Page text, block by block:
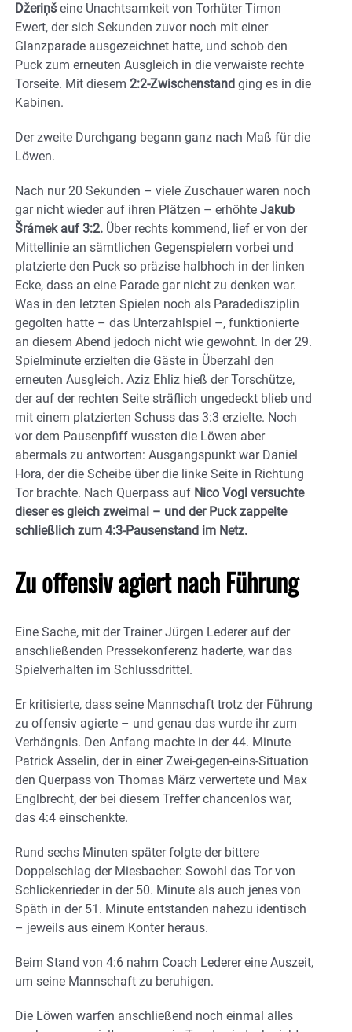
Džeriņš eine Unachtsamkeit von Torhüter Timon
Ewert, der sich Sekunden zuvor noch mit einer
Glanzparade ausgezeichnet hatte, und schob den
Puck zum erneuten Ausgleich in die verwaiste rechte
Torseite. Mit diesem 2:2-Zwischenstand ging es in die
Kabinen.
Der zweite Durchgang begann ganz nach Maß für die
Löwen.
Nach nur 20 Sekunden – viele Zuschauer waren noch
gar nicht wieder auf ihren Plätzen – erhöhte Jakub
Šrámek auf 3:2. Über rechts kommend, lief er von der
Mittellinie an sämtlichen Gegenspielern vorbei und
platzierte den Puck so präzise halbhoch in der linken
Ecke, dass an eine Parade gar nicht zu denken war.
Was in den letzten Spielen noch als Paradedisziplin
gegolten hatte – das Unterzahlspiel –, funktionierte
an diesem Abend jedoch nicht wie gewohnt. In der 29.
Spielminute erzielten die Gäste in Überzahl den
erneuten Ausgleich. Aziz Ehliz hieß der Torschütze,
der auf der rechten Seite sträflich ungedeckt blieb und
mit einem platzierten Schuss das 3:3 erzielte. Noch
vor dem Pausenpfiff wussten die Löwen aber
abermals zu antworten: Ausgangspunkt war Daniel
Hora, der die Scheibe über die linke Seite in Richtung
Tor brachte. Nach Querpass auf Nico Vogl versuchte
dieser es gleich zweimal – und der Puck zappelte
schließlich zum 4:3-Pausenstand im Netz.
Zu offensiv agiert nach Führung
Eine Sache, mit der Trainer Jürgen Lederer auf der
anschließenden Pressekonferenz haderte, war das
Spielverhalten im Schlussdrittel.
Er kritisierte, dass seine Mannschaft trotz der Führung
zu offensiv agierte – und genau das wurde ihr zum
Verhängnis. Den Anfang machte in der 44. Minute
Patrick Asselin, der in einer Zwei-gegen-eins-Situation
den Querpass von Thomas März verwertete und Max
Englbrecht, der bei diesem Treffer chancenlos war,
das 4:4 einschenkte.
Rund sechs Minuten später folgte der bittere
Doppelschlag der Miesbacher: Sowohl das Tor von
Schlickenrieder in der 50. Minute als auch jenes von
Späth in der 51. Minute entstanden nahezu identisch
– jeweils aus einem Konter heraus.
Beim Stand von 4:6 nahm Coach Lederer eine Auszeit,
um seine Mannschaft zu beruhigen.
Die Löwen warfen anschließend noch einmal alles